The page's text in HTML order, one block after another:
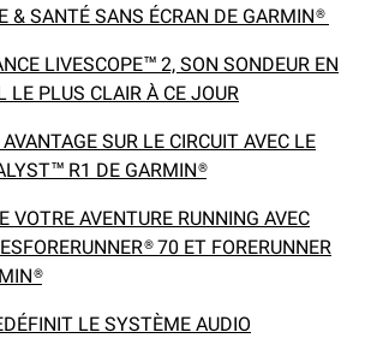
& SANTÉ SANS ÉCRAN DE GARMIN®
LIVESCOPE™ 2, SON SONDEUR EN
LE PLUS CLAIR À CE JOUR
SUR LE CIRCUIT AVEC LE
R1 DE GARMIN®
VOTRE AVENTURE RUNNING AVEC
70 ET FORERUNNER
LE SYSTÈME AUDIO